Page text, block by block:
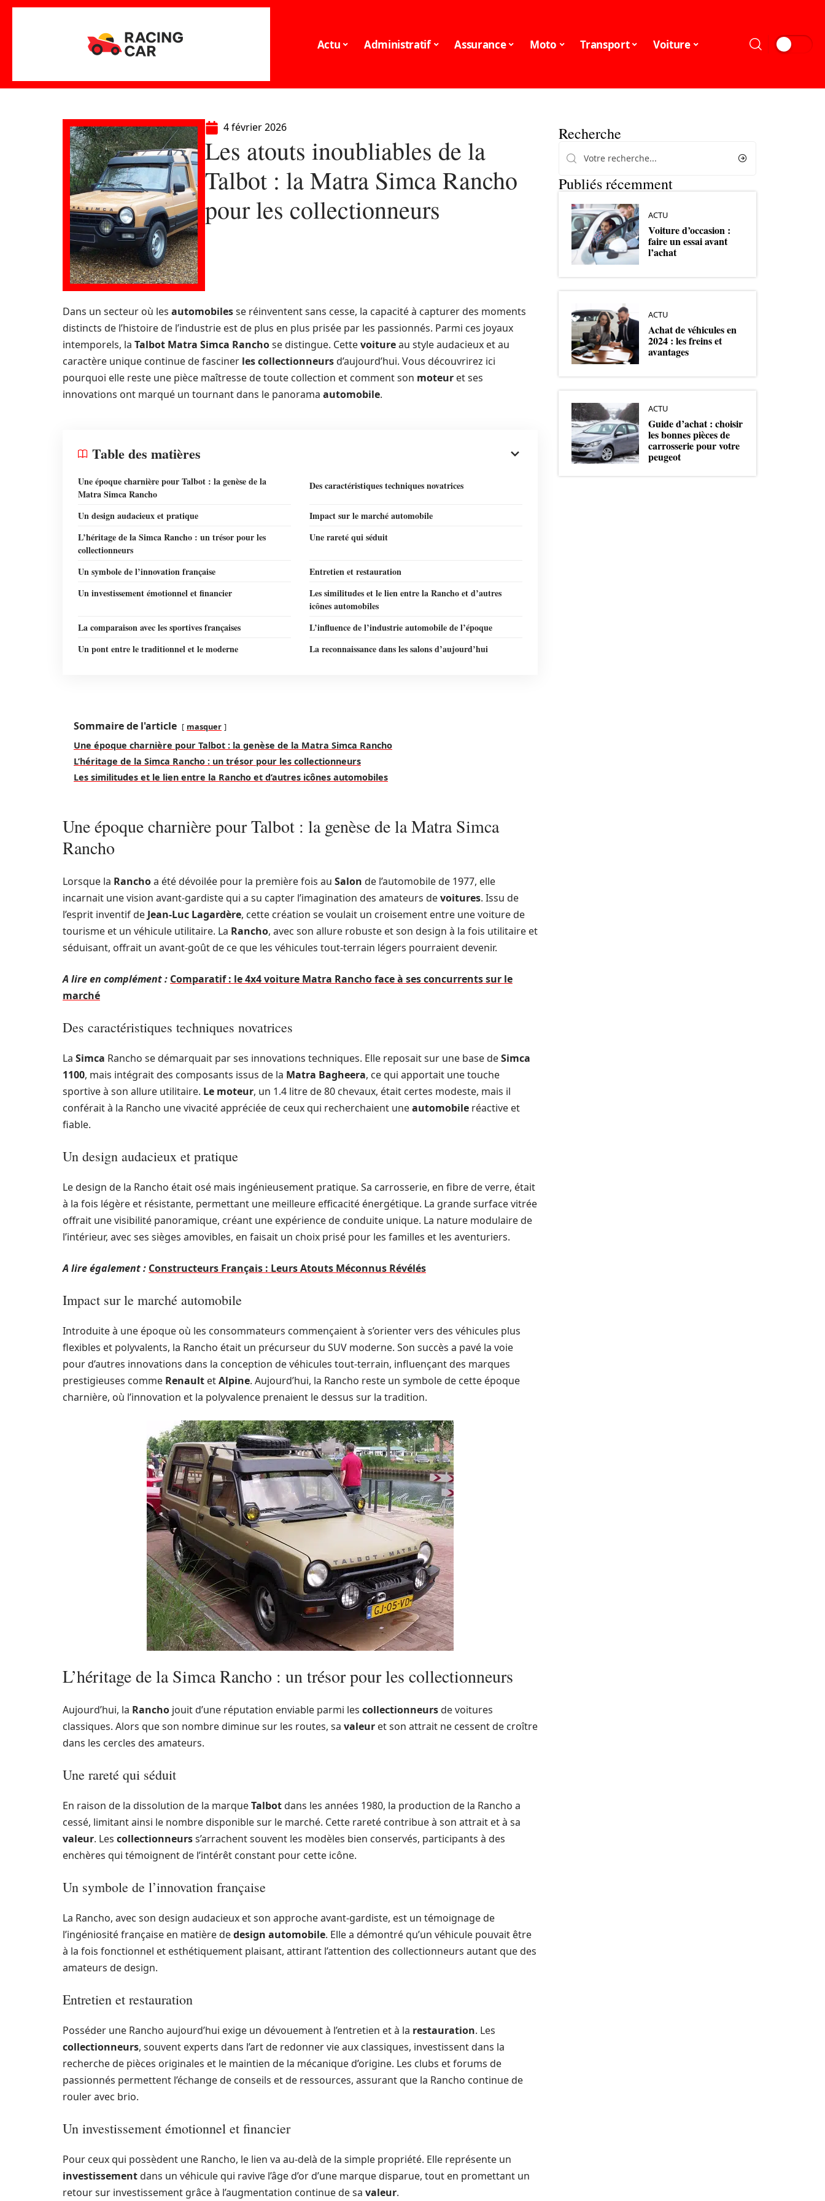
Actu Administratif Assurance Moto Transport Voiture
4 février 2026
Les atouts inoubliables de la
Talbot : la Matra Simca Rancho
pour les collectionneurs
Dans un secteur où les automobilesse réinventent sans cesse, la capacité à capturer des moments
distincts de l’histoire de l’industrie est de plus en plus prisée par les passionnés. Parmi ces joyaux
intemporels, la Talbot Matra Simca Ranchose distingue. Cettevoitureau style audacieux et au
caractère unique continue de fasciner les collectionneursd’aujourd’hui. Vous découvrirez ici
pourquoi elle reste une pièce maîtresse de toute collection et comment son moteur et ses
innovations ont marqué un tournant dans le panorama automobile.
Table des matières
Une époque charnière pour Talbot : la genèse de la
Matra Simca Rancho
Des caractéristiques techniques novatrices
Un design audacieux et pratique
Impact sur le marché automobile
L’héritage de la Simca Rancho : un trésor pour les
collectionneurs
Une rareté qui séduit
Un symbole de l’innovation française
Entretien et restauration
Un investissement émotionnel et financier
Les similitudes et le lien entre la Rancho et d’autres
icônes automobiles
La comparaison avec les sportives françaises
L’influence de l’industrie automobile de l’époque
Un pont entre le traditionnel et le moderne
La reconnaissance dans les salons d’aujourd’hui
Sommaire de l'article masquer
Une époque charnière pour Talbot : la genèse de la Matra Simca Rancho
L’héritage de la Simca Rancho : un trésor pour les collectionneurs
Les similitudes et le lien entre la Rancho et d’autres icônes automobiles
Une époque charnière pour Talbot : la genèse de la Matra Simca
Rancho
Lorsque la Ranchoa été dévoilée pour la première fois au Salon de l’automobile de 1977, elle
incarnait une vision avant-gardiste qui a su capter l’imagination des amateurs devoitures. Issu de
l’esprit inventif de Jean-Luc Lagardère, cette création se voulait un croisement entre une voiture de
tourisme et un véhicule utilitaire. La Rancho, avec son allure robuste et son design à la fois utilitaire et
séduisant, offrait un avant-goût de ce que les véhicules tout-terrain légers pourraient devenir.
A lire en complément : Comparatif : le 4x4 voiture Matra Rancho face à ses concurrents sur le
marché
Des caractéristiques techniques novatrices
La Simca Rancho se démarquait par ses innovations techniques. Elle reposait sur une base deSimca
1100, mais intégrait des composants issus de la Matra Bagheera, ce qui apportait une touche
sportive à son allure utilitaire. Le moteur, un 1.4 litre de 80 chevaux, était certes modeste, mais il
conférait à la Rancho une vivacité appréciée de ceux qui recherchaient uneautomobile réactive et
fiable.
Un design audacieux et pratique
Le design de la Rancho était osé mais ingénieusement pratique. Sa carrosserie, en fibre de verre, était
à la fois légère et résistante, permettant une meilleure efficacité énergétique. La grande surface vitrée
offrait une visibilité panoramique, créant une expérience de conduite unique. La nature modulaire de
l’intérieur, avec ses sièges amovibles, en faisait un choix prisé pour les familles et les aventuriers.
A lire également : Constructeurs Français : Leurs Atouts Méconnus Révélés
Impact sur le marché automobile
Introduite à une époque où les consommateurs commençaient à s’orienter vers des véhicules plus
flexibles et polyvalents, la Rancho était un précurseur du SUV moderne. Son succès a pavé la voie
pour d’autres innovations dans la conception de véhicules tout-terrain, influençant des marques
prestigieuses comme Renault etAlpine. Aujourd’hui, la Rancho reste un symbole de cette époque
charnière, où l’innovation et la polyvalence prenaient le dessus sur la tradition.
L’héritage de la Simca Rancho : un trésor pour les collectionneurs
Aujourd’hui, la Rancho jouit d’une réputation enviable parmi les collectionneursde voitures
classiques. Alors que son nombre diminue sur les routes, sa valeur et son attrait ne cessent de croître
dans les cercles des amateurs.
Une rareté qui séduit
En raison de la dissolution de la marqueTalbotdans les années 1980, la production de la Rancho a
cessé, limitant ainsi le nombre disponible sur le marché. Cette rareté contribue à son attrait et à sa
valeur. Les collectionneurss’arrachent souvent les modèles bien conservés, participants à des
enchères qui témoignent de l’intérêt constant pour cette icône.
Un symbole de l’innovation française
La Rancho, avec son design audacieux et son approche avant-gardiste, est un témoignage de
l’ingéniosité française en matière dedesign automobile. Elle a démontré qu’un véhicule pouvait être
à la fois fonctionnel et esthétiquement plaisant, attirant l’attention des collectionneurs autant que des
amateurs de design.
Entretien et restauration
Posséder une Rancho aujourd’hui exige un dévouement à l’entretien et à la restauration. Les
collectionneurs, souvent experts dans l’art de redonner vie aux classiques, investissent dans la
recherche de pièces originales et le maintien de la mécanique d’origine. Les clubs et forums de
passionnés permettent l’échange de conseils et de ressources, assurant que la Rancho continue de
rouler avec brio.
Un investissement émotionnel et financier
Pour ceux qui possèdent une Rancho, le lien va au-delà de la simple propriété. Elle représente un
investissementdans un véhicule qui ravive l’âge d’or d’une marque disparue, tout en promettant un
retour sur investissement grâce à l’augmentation continue de sa valeur.
Recherche
Publiés récemment
ACTU
Voiture d’occasion :
faire un essai avant
l’achat
ACTU
Achat de véhicules en
2024 : les freins et
avantages
ACTU
Guide d’achat : choisir
les bonnes pièces de
carrosserie pour votre
peugeot